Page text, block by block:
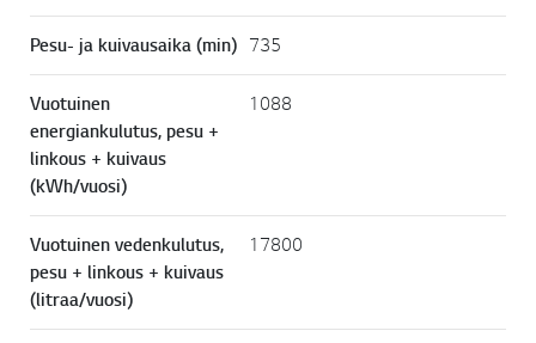
Pesu- ja kuivausaika (min) 735
Vuotuinen
energiankulutus, pesu +
linkous + kuivaus
(kWh/vuosi)
1088
Vuotuinen vedenkulutus,
pesu + linkous + kuivaus
(litraa/vuosi)
17800